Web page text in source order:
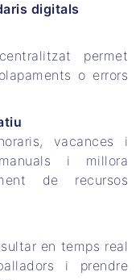
digitals
permet
o errors
vacances i
i millora
de recursos
en temps real
i prendre